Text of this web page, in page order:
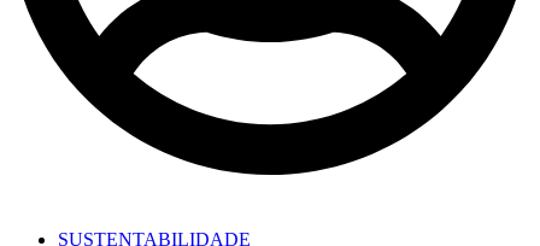
SUSTENTABILIDADE